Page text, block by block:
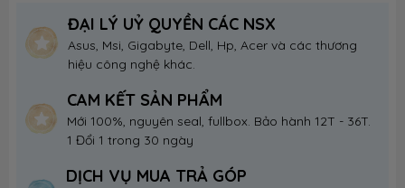
ĐẠI LÝ UỶ QUYỀN CÁC NSX
Asus, Msi, Gigabyte, Dell, Hp, Acer và các thương
hiệu công nghệ khác.
CAM KẾT SẢN PHẨM
Mới 100%, nguyên seal, fullbox. Bảo hành 12T - 36T.
1 Đổi 1 trong 30 ngày
DỊCH VỤ MUA TRẢ GÓP